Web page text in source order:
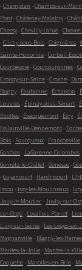
- Champlan - Champs-sur-
Pont - Châtenay-Malabry -
Chessy - Chevilly-Larue -
- Clichy-sous-Bois - Coignières -
Sainte-Honorine - Corbeil-
Courbevoie - Courcouronnes -
Croissy-sur-Seine - Crosne -
Dugny - Eaubonne - Écharcon -
Louvres - Épinay-sous-Sénart -
Étiolles - Évecquemont - Évry -
Follainville-Dennemont -
Bois - Fourqueux - Franconville
Garches - LaGarenne-Colombes -
Gometz-le-Châtel - Gonesse -
- Guyancourt - Hardricourt -
Issou - Issy-les-Moulineaux -
Jouy-le-Moutier - Juvisy-sur-
sur-Orge - Levallois-Perret -
Livry-sur-Seine - Les-Loges-en-
Magnanville - Magny-les-
Mantes-la-Jolie - Mantes-la-
Coquette - Marolles-en-Brie -